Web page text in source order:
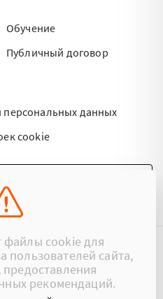
Обучение
Публичный договор
данных
cookie
ПИСЬМО
Все права защищены.
ООО «Картотека»
файлы cookie для
пользователей сайта,
рекомендаций.